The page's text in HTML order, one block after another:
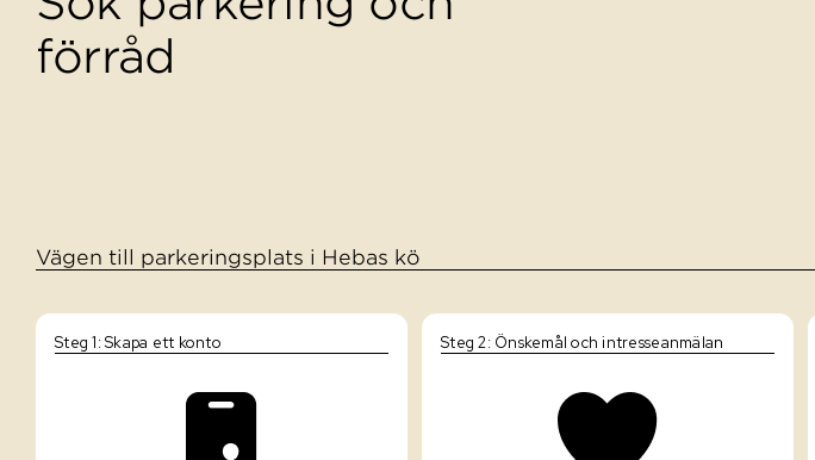
förråd
Vägen till parkeringsplats i Hebas kö
Steg 1: Skapa ett konto Steg 2: Önskemål och intresseanmälan